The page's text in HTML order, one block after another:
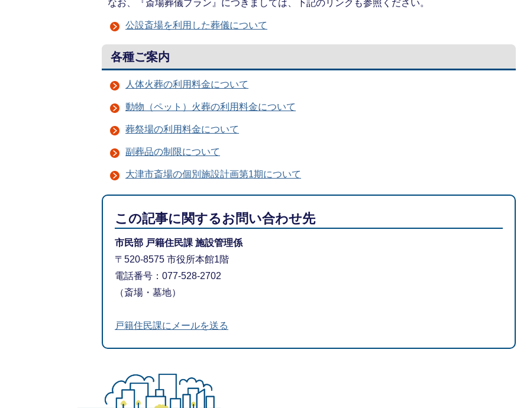
なお、『斎場葬儀プラン』につきましては、下記のリンクも参照ください。
公設斎場を利用した葬儀について
各種ご案内
人体火葬の利用料金について
動物（ペット）火葬の利用料金について
葬祭場の利用料金について
副葬品の制限について
大津市斎場の個別施設計画第1期について
この記事に関するお問い合わせ先
市民部 戸籍住民課 施設管理係
〒520-8575 市役所本館1階
電話番号：077-528-2702
（斎場・墓地）
戸籍住民課にメールを送る